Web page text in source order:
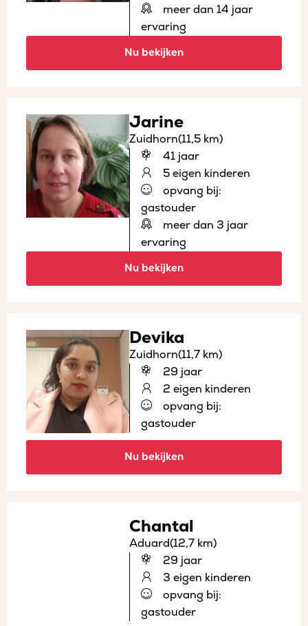
meer dan 14 jaar
ervaring
Nu bekijken
Jarine
Zuidhorn(11,5 km)
41 jaar
5 eigen kinderen
opvang bij:
gastouder
meer dan 3 jaar
ervaring
Nu bekijken
Devika
Zuidhorn(11,7 km)
29 jaar
2 eigen kinderen
opvang bij:
gastouder
Nu bekijken
Chantal
Aduard(12,7 km)
29 jaar
3 eigen kinderen
opvang bij:
gastouder